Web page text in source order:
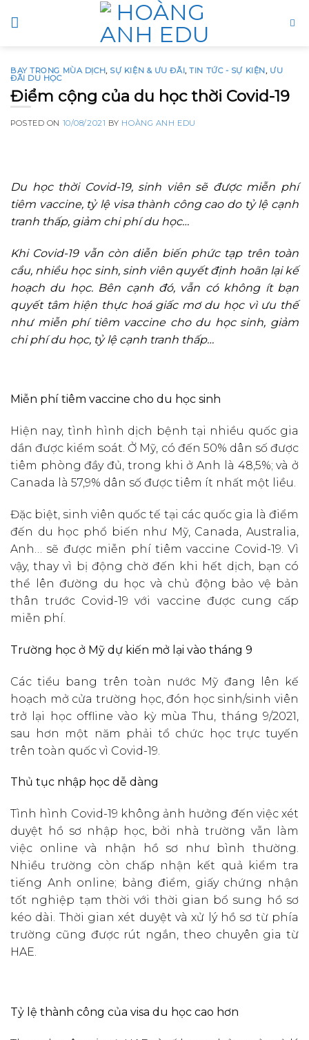
to
BAY TRONG MÙA DỊCH, SỰ KIỆN & ƯU ĐÃI,TIN TỨC - SỰ KIỆN, ƯU
ĐÃI DU HỌC
Điểm cộng của du học thời Covid-19
POSTED ON 10/08/2021 BY HOÀNG ANH EDU
Du học thời Covid-19, sinh viên sẽ được miễn phí
tiêm vaccine, tỷ lệ visa thành công cao do tỷ lệ cạnh
tranh thấp, giảm chi phí du học…
Khi Covid-19 vẫn còn diễn biến phức tạp trên toàn
cầu, nhiều học sinh, sinh viên quyết định hoãn lại kế
hoạch du học. Bên cạnh đó, vẫn có không ít bạn
quyết tâm hiện thực hoá giấc mơ du học vì ưu thế
như miễn phí tiêm vaccine cho du học sinh, giảm
chi phí du học, tỷ lệ cạnh tranh thấp…
Miễn phí tiêm vaccine cho du học sinh
Hiện nay, tình hình dịch bệnh tại nhiều quốc gia
dần được kiểm soát. Ở Mỹ, có đến 50% dân số được
tiêm phòng đầy đủ, trong khi ở Anh là 48,5%; và ở
Canada là 57,9% dân số được tiêm ít nhất một liều.
Đặc biệt, sinh viên quốc tế tại các quốc gia là điểm
đến du học phổ biến như Mỹ, Canada, Australia,
Anh… sẽ được miễn phí tiêm vaccine Covid-19. Vì
vậy, thay vì bị động chờ đến khi hết dịch, bạn có
thể lên đường du học và chủ động bảo vệ bản
thân trước Covid-19 với vaccine được cung cấp
miễn phí.
Trường học ở Mỹ dự kiến mở lại vào tháng 9
Các tiểu bang trên toàn nước Mỹ đang lên kế
hoạch mở cửa trường học, đón học sinh/sinh viên
trở lại học offline vào kỳ mùa Thu, tháng 9/2021,
sau hơn một năm phải tổ chức học trực tuyến
trên toàn quốc vì Covid-19.
Thủ tục nhập học dễ dàng
Tình hình Covid-19 không ảnh hưởng đến việc xét
duyệt hồ sơ nhập học, bởi nhà trường vẫn làm
việc online và nhận hồ sơ như bình thường.
Nhiều trường còn chấp nhận kết quả kiểm tra
tiếng Anh online; bảng điểm, giấy chứng nhận
tốt nghiệp tạm thời với thời gian bổ sung hồ sơ
kéo dài. Thời gian xét duyệt và xử lý hồ sơ từ phía
trường cũng được rút ngắn, theo chuyên gia từ
HAE.
Tỷ lệ thành công của visa du học cao hơn